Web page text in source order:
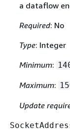
a dataflow
Required: No
Type: Integer
Minimum:
Maximum:
Update